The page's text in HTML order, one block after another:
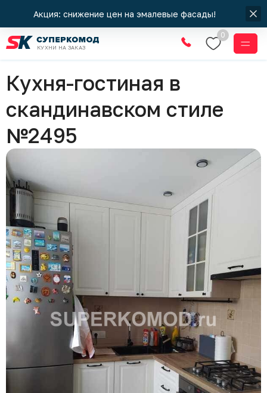
Акция: снижение цен на эмалевые фасады!
КУХНИ НА ЗАКАЗ
0
Кухни
Кухня-гостиная в
скандинавском стиле
№2495